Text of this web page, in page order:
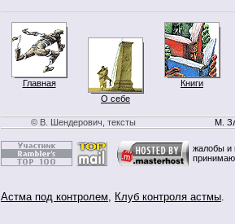
Главная
О себе
Книги
© В. Шендерович, тексты М.
жалобы и
Астма под контролем, Клуб контроля астмы.